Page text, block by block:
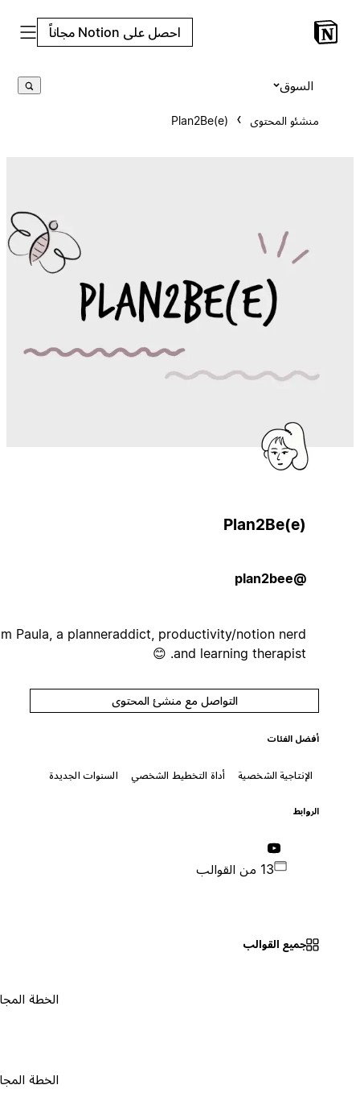
احصل على Notion مجاناً
منشئو المحتوى Plan2Be(e)
Plan2Be(e)
Hi, I'm Paula, a planneraddict, productivity/notion nerd
and learning therapist. 😊
التواصل مع منشئ المحتوى
أفضل الفئات
الإنتاجية الشخصية أداة التخطيط الشخصي السنوات الجديدة
جميع القوالب
الخطة المجانية ٠
الخطة المجانية ٠